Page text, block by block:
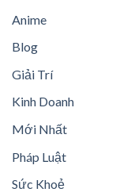
Anime
Blog
Giải Trí
Kinh Doanh
Mới Nhất
Pháp Luật
Sức Khoẻ